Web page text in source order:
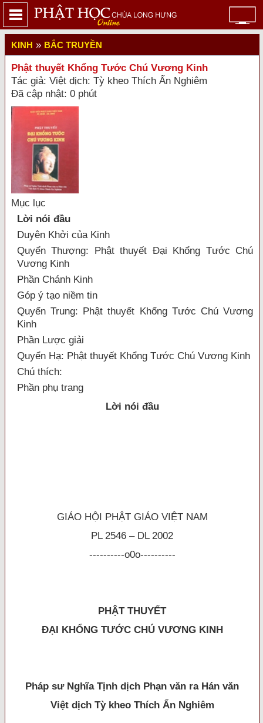
KINH » BẮC TRUYỀN
Phật thuyết Khổng Tước Chú Vương Kinh
Tác giả: Việt dịch: Tỳ kheo Thích Ấn Nghiêm
Đã cập nhật: 0 phút
Mục lục
Lời nói đầu
Duyên Khởi của Kinh
Quyển Thượng: Phật thuyết Đại Khổng Tước Chú
Vương Kinh
Phần Chánh Kinh
Góp ý tạo niềm tin
Quyển Trung: Phật thuyết Khổng Tước Chú Vương
Kinh
Phần Lược giải
Quyển Hạ: Phật thuyết Khổng Tước Chú Vương Kinh
Chú thích:
Phần phụ trang
Lời nói đầu
GIÁO HỘI PHẬT GIÁO VIỆT NAM
PL 2546 – DL 2002
----------o0o----------
PHẬT THUYẾT
ĐẠI KHỔNG TƯỚC CHÚ VƯƠNG KINH
Pháp sư Nghĩa Tịnh dịch Phạn văn ra Hán văn
Việt dịch Tỳ kheo Thích Ấn Nghiêm